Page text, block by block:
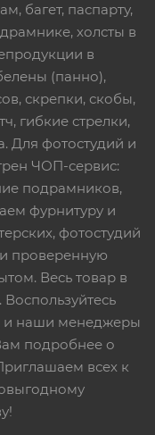
багет, паспарту,
холсты в
в
(панно),
скрепки, скобы,
гибкие стрелки,
Для фотостудий и
ЧОП-сервис:
подрамников,
фурнитуру и
фотостудий
проверенную
Весь товар в
и наши менеджеры
подробнее о
всех к